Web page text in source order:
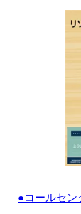
●コールセン